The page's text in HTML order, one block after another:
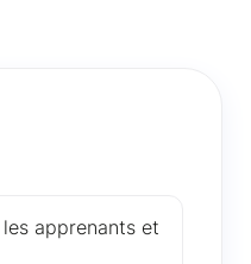
apprenants et